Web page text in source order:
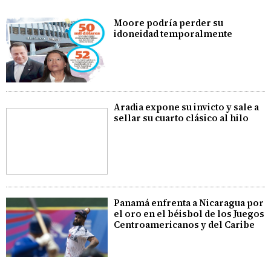
Moore podría perder su
idoneidad temporalmente
Aradia expone su invicto y sale a
sellar su cuarto clásico al hilo
Panamá enfrenta a Nicaragua por
el oro en el béisbol de los Juegos
Centroamericanos y del Caribe